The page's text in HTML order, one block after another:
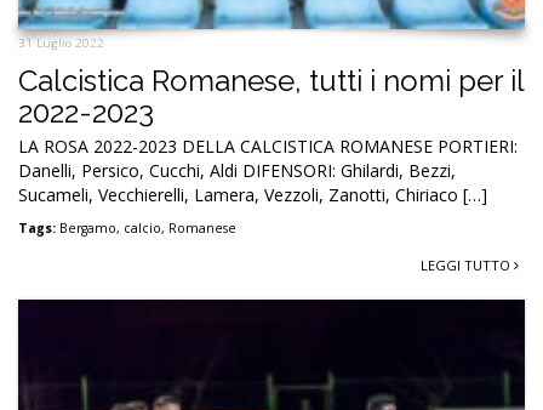
31 Luglio 2022
Calcistica Romanese, tutti i nomi per il
2022-2023
LA ROSA 2022-2023 DELLA CALCISTICA ROMANESE PORTIERI:
Danelli, Persico, Cucchi, Aldi DIFENSORI: Ghilardi, Bezzi,
Sucameli, Vecchierelli, Lamera, Vezzoli, Zanotti, Chiriaco […]
Tags: Bergamo, calcio, Romanese
LEGGI TUTTO